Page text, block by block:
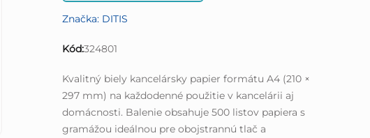
je
0,0
5
hviezdičiek.
Značka: DITIS
Kód:324801
Kvalitný biely kancelársky papier formátu A4 (210 ×
297 mm) na každodenné použitie v kancelárii aj
domácnosti. Balenie obsahuje 500 listov papiera s
gramážou ideálnou pre obojstrannú tlač a